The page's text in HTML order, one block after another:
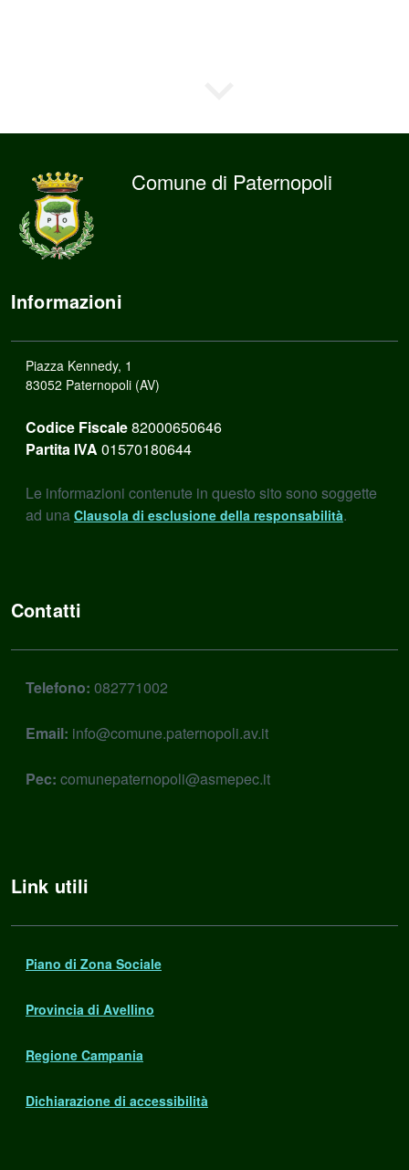
Comune di Paternopoli
Informazioni
Piazza Kennedy, 1
83052 Paternopoli (AV)
Codice Fiscale82000650646
Partita IVA 01570180644
Le informazioni contenute in questo sito sono soggette
ad una Clausola di esclusione della responsabilità.
Contatti
Telefono: 082771002
Email: info@comune.paternopoli.av.it
Pec: comunepaternopoli@asmepec.it
Link utili
Piano di Zona Sociale
Provincia di Avellino
Regione Campania
Dichiarazione di accessibilità